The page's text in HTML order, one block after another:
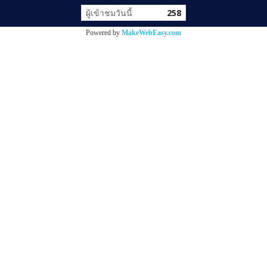
ผู้เข้าชมวันนี้ 258
Powered by MakeWebEasy.com